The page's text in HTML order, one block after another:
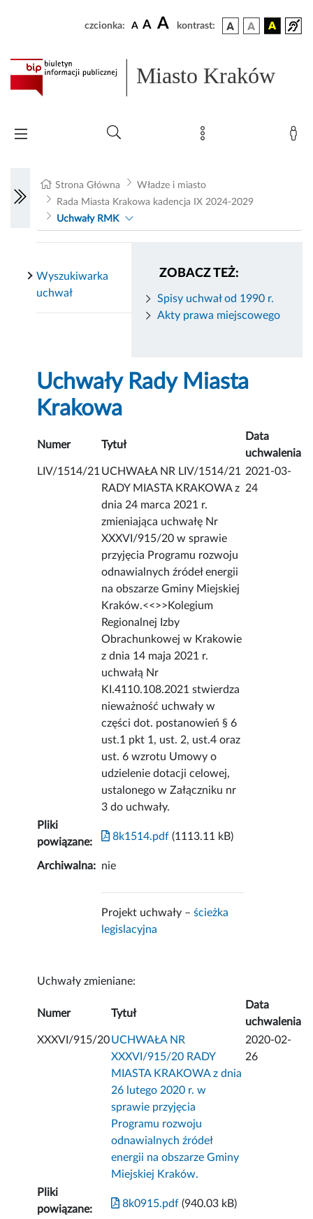
czcionka: A A A kontrast:
Miasto Kraków
Strona Główna
Władze i miasto
Rada Miasta Krakowa kadencja IX 2024-2029
Uchwały RMK
ZOBACZ TEŻ:
Spisy uchwał od 1990 r.
Akty prawa miejscowego
Wyszukiwarka
uchwał
Uchwały Rady Miasta
Krakowa
Numer Tytuł
Data
uchwalenia
LIV/1514/21 UCHWAŁA NR LIV/1514/21
RADY MIASTA KRAKOWA z
dnia 24 marca 2021 r.
zmieniająca uchwałę Nr
XXXVI/915/20 w sprawie
przyjęcia Programu rozwoju
odnawialnych źródeł energii
na obszarze Gminy Miejskiej
Kraków.<<>>Kolegium
Regionalnej Izby
Obrachunkowej w Krakowie
z dnia 14 maja 2021 r.
uchwałą Nr
KI.4110.108.2021 stwierdza
nieważność uchwały w
części dot. postanowień § 6
ust.1 pkt 1, ust. 2, ust.4 oraz
ust. 6 wzrotu Umowy o
udzielenie dotacji celowej,
ustalonego w Załączniku nr
3 do uchwały.
2021-03-
24
Pliki
powiązane:
8k1514.pdf (1113.11 kB)
Archiwalna: nie
Projekt uchwały –ścieżka
legislacyjna
Uchwały zmieniane:
Numer Tytuł
Data
uchwalenia
XXXVI/915/20UCHWAŁA NR
XXXVI/915/20 RADY
MIASTA KRAKOWA z dnia
26 lutego 2020 r. w
sprawie przyjęcia
Programu rozwoju
odnawialnych źródeł
energii na obszarze Gminy
Miejskiej Kraków.
2020-02-
26
Pliki
powiązane:
8k0915.pdf (940.03 kB)